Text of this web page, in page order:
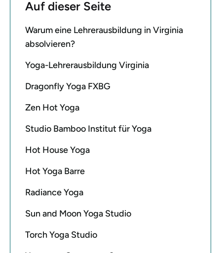
Auf dieser Seite
Warum eine Lehrerausbildung in Virginia
absolvieren?
Yoga-Lehrerausbildung Virginia
Dragonfly Yoga FXBG
Zen Hot Yoga
Studio Bamboo Institut für Yoga
Hot House Yoga
Hot Yoga Barre
Radiance Yoga
Sun and Moon Yoga Studio
Torch Yoga Studio